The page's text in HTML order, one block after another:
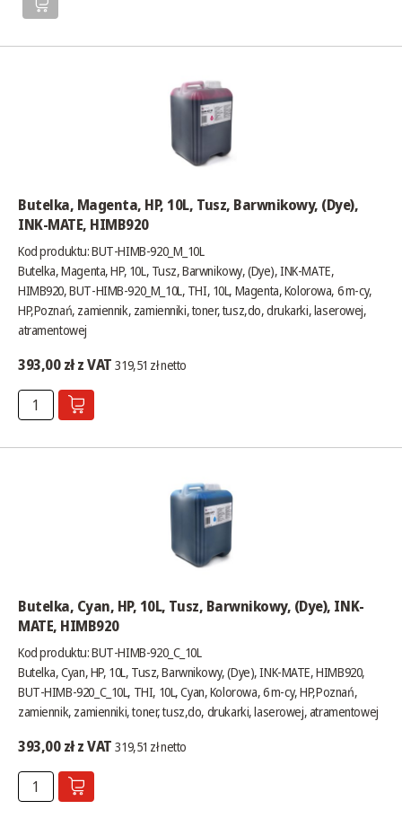
Butelka, Magenta, HP, 10L, Tusz, Barwnikowy, (Dye),
INK-MATE, HIMB920
Kod produktu: BUT-HIMB-920_M_10L
Butelka, Magenta, HP, 10L, Tusz, Barwnikowy, (Dye), INK-MATE,
HIMB920, BUT-HIMB-920_M_10L, THI, 10L, Magenta, Kolorowa, 6 m-cy,
HP,Poznań, zamiennik, zamienniki, toner, tusz,do, drukarki, laserowej,
atramentowej
393,00 zł z VAT 319,51 zł netto
Butelka, Cyan, HP, 10L, Tusz, Barwnikowy, (Dye), INK-
MATE, HIMB920
Kod produktu: BUT-HIMB-920_C_10L
Butelka, Cyan, HP, 10L, Tusz, Barwnikowy, (Dye), INK-MATE, HIMB920,
BUT-HIMB-920_C_10L, THI, 10L, Cyan, Kolorowa, 6 m-cy, HP,Poznań,
zamiennik, zamienniki, toner, tusz,do, drukarki, laserowej, atramentowej
393,00 zł z VAT 319,51 zł netto